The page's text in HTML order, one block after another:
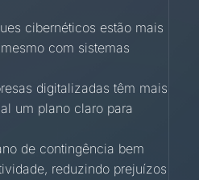
cibernéticos estão mais
com sistemas
digitalizadas têm mais
um plano claro para
de contingência bem
reduzindo prejuízos